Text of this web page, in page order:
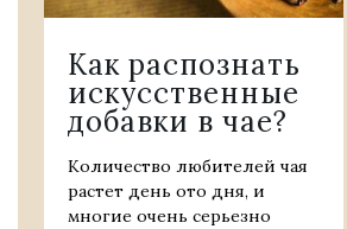
Как распознать
искусственные
добавки в чае?
Количество любителей чая
растет день ото дня, и
многие очень серьезно